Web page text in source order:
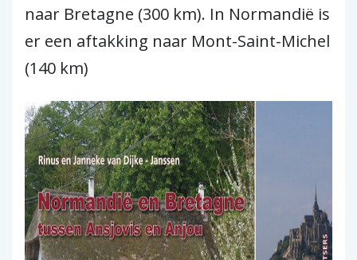
naar Bretagne (300 km). In Normandië is
er een aftakking naar Mont-Saint-Michel
(140 km)